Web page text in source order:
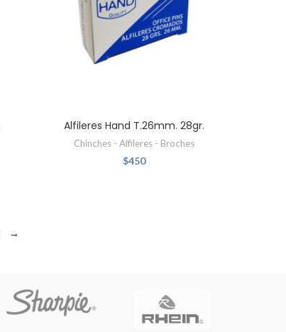
Alfileres Hand T.26mm. 28gr.
Chinches - Alfileres - Broches
$450
→